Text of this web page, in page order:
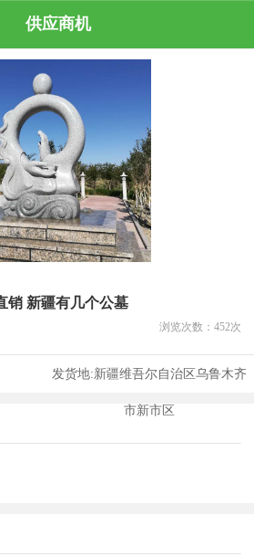
供应商机
销 新疆有几个公墓
浏览次数： 452次
发货地:新疆维吾尔自治区乌鲁木齐
市新市区